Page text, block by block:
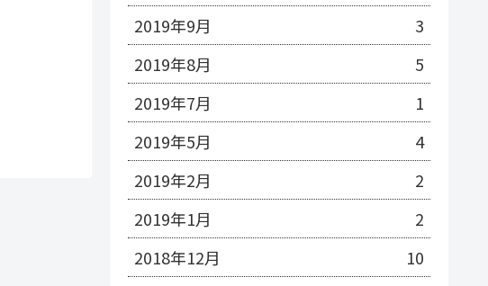
2019年9月
3
2019年8月
5
2019年7月
1
2019年5月
4
2019年2月
2
2019年1月
2
2018年12月
10